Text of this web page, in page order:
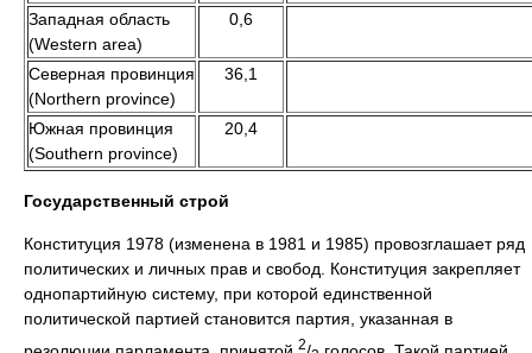
Западная область
(Western area)
0,6
Северная провинция
(Northern province)
36,1
Южная провинция
(Southern province)
20,4
Государственный строй
Конституция 1978 (изменена в 1981 и 1985) провозглашает ряд
политических и личных прав и свобод. Конституция закрепляет
однопартийную систему, при которой единственной
политической партией становится партия, указанная в
2